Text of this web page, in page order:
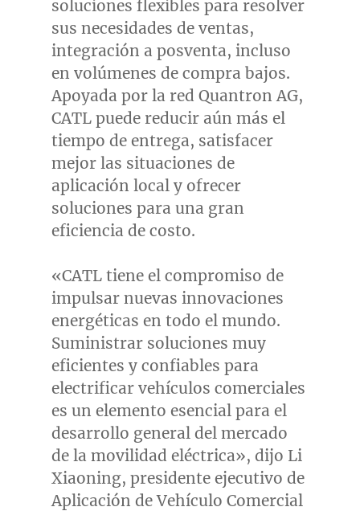
soluciones flexibles para resolver
sus necesidades de ventas,
integración a posventa, incluso
en volúmenes de compra bajos.
Apoyada por la red Quantron AG,
CATL puede reducir aún más el
tiempo de entrega, satisfacer
mejor las situaciones de
aplicación local y ofrecer
soluciones para una gran
eficiencia de costo.
«CATL tiene el compromiso de
impulsar nuevas innovaciones
energéticas en todo el mundo.
Suministrar soluciones muy
eficientes y confiables para
electrificar vehículos comerciales
es un elemento esencial para el
desarrollo general del mercado
de la movilidad eléctrica», dijo Li
Xiaoning, presidente ejecutivo de
Aplicación de Vehículo Comercial